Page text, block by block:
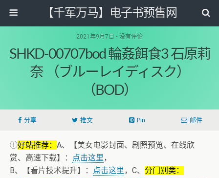
【千军万马】电子书预售网
2021年9月7日 • 没有评论
SHKD-00707bod 輪姦餌食3 石原莉
奈 （ブルーレイディスク）
（BOD）
分享 推文 Pin 邮件
①好站推荐： A、【美女电影封面、剧照预览、在线欣
赏、高速下载】：
点击这里，
B、【看片技术提升】：
点击这里，C、 分门别类：